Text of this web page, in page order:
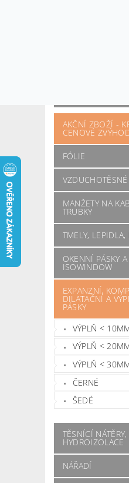
OTÁZKY A
AKČNÍ ZBOŽÍ -
CENOVÉ
FÓLIE
VZDUCHOTĚSNÉ
MANŽETY NA
TRUBKY
TMELY, LEPIDLA,
OKENNÍ PÁSKY
ISOWINDOW
EXPANZNÍ,
DILATAČNÍ A
PÁSKY
VÝPLŇ <
VÝPLŇ <
VÝPLŇ <
ČERNÉ
ŠEDÉ
TĚSNÍCÍ
HYDROIZOLACE
NÁŘADÍ